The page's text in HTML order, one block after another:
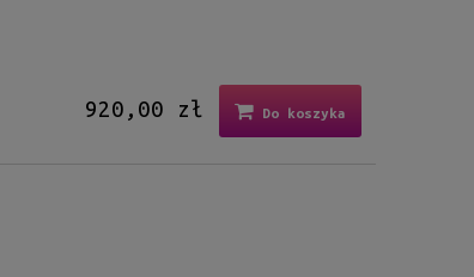
920,00 zł Do koszyka